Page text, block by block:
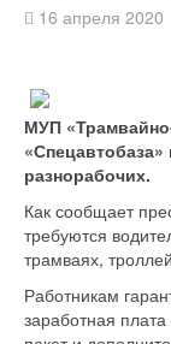
16 апреля 2020
МУП
разнорабочих.
Как сообщает
требуются
трамваях,
Работникам
заработная